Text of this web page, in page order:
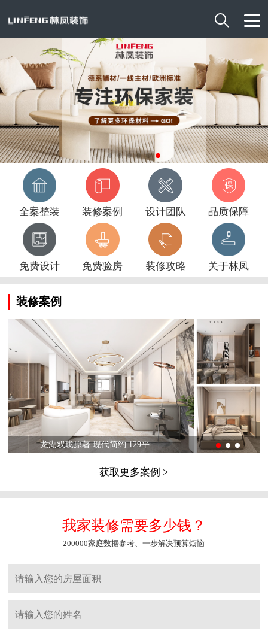

全案整装 装修案例 设计团队 品质保障
免费设计 免费验房 装修攻略 关于林凤
装修案例
龙湖双珑原著 现代简约 129平
获取更多案例 >
我家装修需要多少钱？
200000家庭数据参考、一步解决预算烦恼